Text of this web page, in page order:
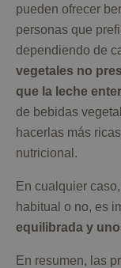
pueden ofrecer
personas que
dependiendo de
vegetales no
que la leche
de bebidas
hacerlas más
nutricional.
En cualquier
habitual o no, es
equilibrada y
En resumen, las